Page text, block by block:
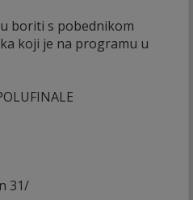
boriti s pobednikom
koji je na programu u
31/